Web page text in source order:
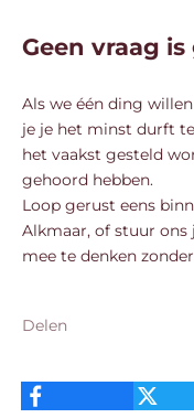
Geen vraag is
Als we één ding
je je het minst durft
het vaakst gesteld
gehoord hebben.
Loop gerust eens
Alkmaar, of stuur ons
mee te denken
Delen